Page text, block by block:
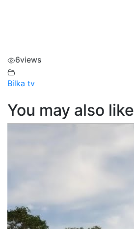
6views
Bilka tv
You may also like